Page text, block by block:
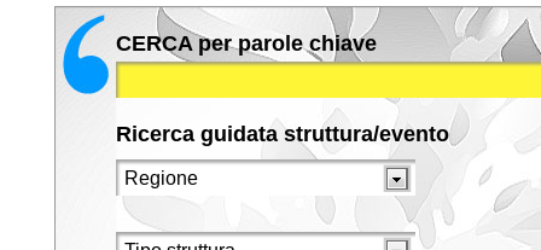
CERCA per parole chiave
Ricerca guidata struttura/evento